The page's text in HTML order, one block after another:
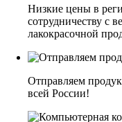
Низкие цены в
сотрудничеству с
лакокрасочной
Отправляем
всей России!